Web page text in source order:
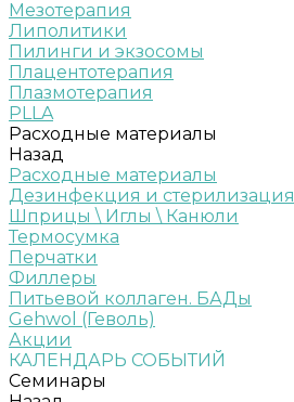
Мезотерапия
Липолитики
Пилинги и экзосомы
Плацентотерапия
Плазмотерапия
PLLA
Расходные материалы
Назад
Расходные материалы
Дезинфекция и стерилизация
Шприцы \ Иглы \ Канюли
Термосумка
Перчатки
Филлеры
Питьевой коллаген. БАДы
Gehwol (Геволь)
Акции
КАЛЕНДАРЬ СОБЫТИЙ
Семинары